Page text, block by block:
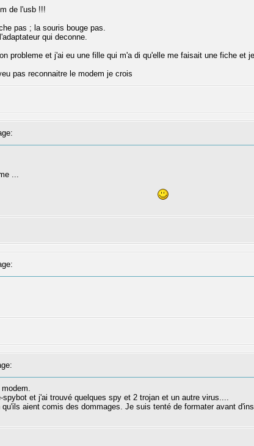
de l'usb !!!
pas ; la souris bouge pas.
qui deconne.
probleme et j'ai eu une fille qui m'a di qu'elle me faisait une fiche et
pas reconnaitre le modem je crois
...
et j'ai trouvé quelques spy et 2 trojan et un autre virus....
aient comis des dommages. Je suis tenté de formater avant